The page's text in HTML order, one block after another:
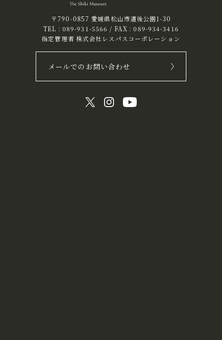
〒790-0857 愛媛県松山市道後公園1-30
TEL : 089-931-5566 / FAX : 089-934-3416
指定管理者 株式会社レスパスコーポレーション
メールでのお問い合わせ